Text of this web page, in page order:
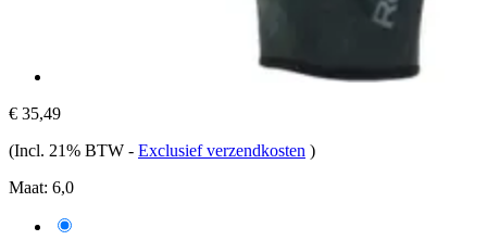
€ 35,49
(Incl. 21% BTW - Exclusief verzendkosten )
Maat: 6,0